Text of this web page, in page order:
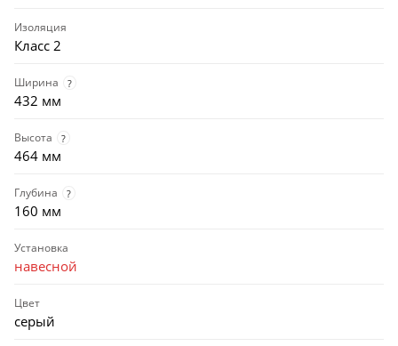
Изоляция
Класс 2
Ширина ?
432 мм
Высота ?
464 мм
Глубина ?
160 мм
Установка
навесной
Цвет
серый